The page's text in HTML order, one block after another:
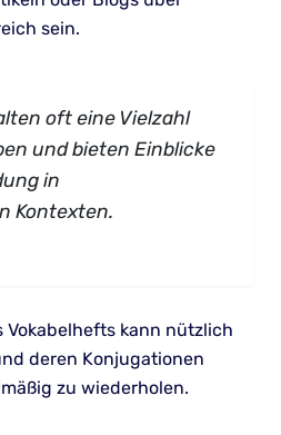
sein.
oft eine Vielzahl
und bieten Einblicke
in
Kontexten.
Vokabelhefts kann nützlich
deren Konjugationen
zu wiederholen.